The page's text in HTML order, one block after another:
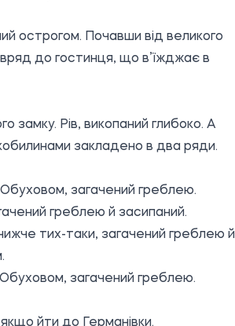
острогом. Почавши від великого
до гостинця, що в’їжджає в
замку. Рів, викопаний глибоко. А
закладено в два ряди.
загачений греблею.
греблею й засипаний.
тих-таки, загачений греблею й
загачений греблею.
йти до Германівки.